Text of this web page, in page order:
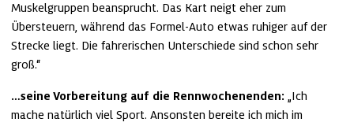
Muskelgruppen beansprucht. Das Kart neigt eher zum
Übersteuern, während das Formel-Auto etwas ruhiger auf der
Strecke liegt. Die fahrerischen Unterschiede sind schon sehr
groß.“
…seine Vorbereitung auf die Rennwochenenden: „Ich
mache natürlich viel Sport. Ansonsten bereite ich mich im